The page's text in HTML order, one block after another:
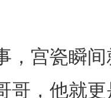
宫瓷瞬间
哥，他就